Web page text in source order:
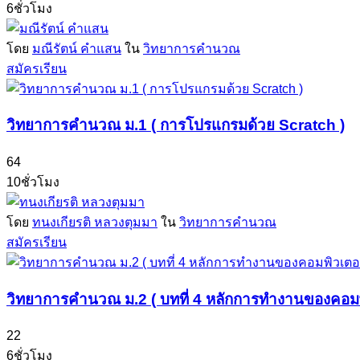
6ชั่วโมง
โดย มณีรัตน์ คำแสน ใน วิทยาการคำนวณ
สมัครเรียน
วิทยาการคำนวณ ม.1 ( การโปรแกรมด้วย Scratch )
64
10ชั่วโมง
โดย ทนงเกียรติ หลวงตุมมา ใน วิทยาการคำนวณ
สมัครเรียน
วิทยาการคำนวณ ม.2 ( บทที่ 4 หลักการทำงานของคอม
22
6ชั่วโมง